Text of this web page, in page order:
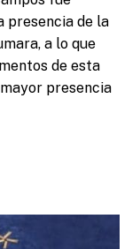
presencia de la
a lo que
de esta
presencia